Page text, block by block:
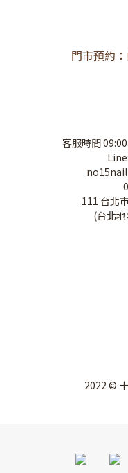
門市預約
客服時間
111 台北
(台北
2022 ©